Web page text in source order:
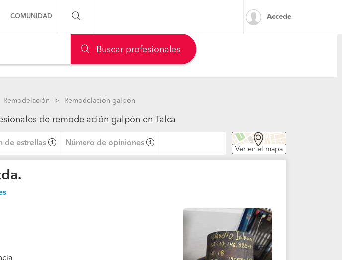
COMUNIDAD
Preguntas a la comunidad
Galería de fotos
Procenter
Accede
Buscar profesionales
Remodelación Remodelación galpón
de remodelación galpón en Talca
de estrellas Número de opiniones
Ver en el mapa